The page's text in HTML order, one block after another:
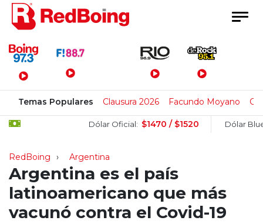
Menú Principal
Temas Populares Clausura 2026 Facundo Moyano
Dólar Oficial: $1470 / $1520 Dólar Blue:
RedBoing Argentina
Argentina es el país
latinoamericano que más
vacunó contra el Covid-19